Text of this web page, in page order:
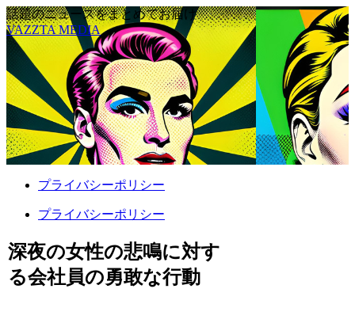
話題のニュースをまとめてお届け
VAZZTA MEDIA
プライバシーポリシー
プライバシーポリシー
深夜の女性の悲鳴に対す
る会社員の勇敢な行動